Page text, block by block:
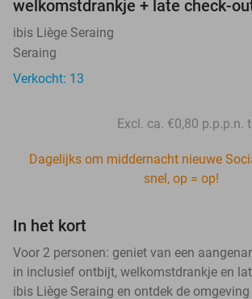
welkomstdrankje + late check-
ibis Liège Seraing
Seraing
Verkocht: 13
Excl. ca. €0,80 p.p.p.n.
Dagelijks om middernacht nieuwe
snel, op = op!
In het kort
Voor 2 personen: geniet van een
in inclusief ontbijt, welkomstdrankje en
ibis Liège Seraing en ontdek de